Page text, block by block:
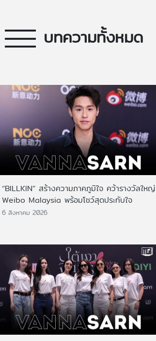
บทความทั้งหมด
“BILLKIN” สร้างความภาคภูมิใจ คว้ารางวัลใหญ่
Weibo Malaysia พร้อมโชว์สุดประทับใจ
6 สิงหาคม 2026